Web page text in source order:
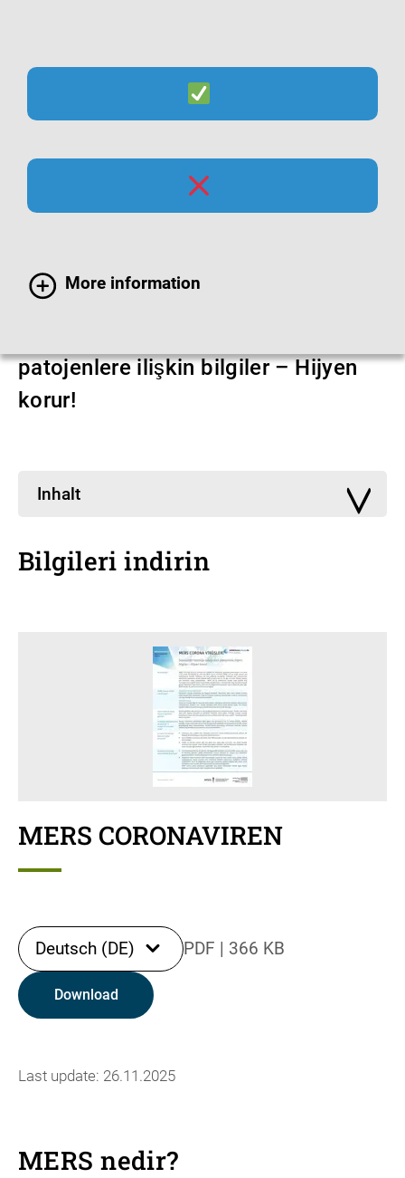
More information
MERS CORONA
VİRÜSLERİ
patojenlere ilişkin bilgiler – Hijyen
korur!
Inhalt
Bilgileri indirin
MERS CORONAVIREN
Deutsch (DE) PDF | 366 KB
Download
Last update: 26.11.2025
MERS nedir?